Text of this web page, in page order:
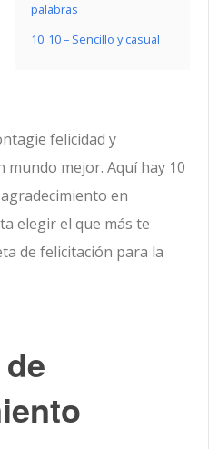
palabras
10 10 – Sencillo y casual
felicidad y
mejor. Aquí hay 10
en
elegir el que más te
de felicitación para la